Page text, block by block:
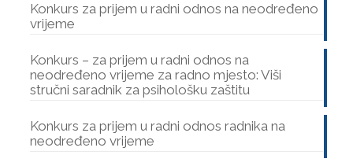
Konkurs za prijem u radni odnos na neodređeno
vrijeme
Konkurs – za prijem u radni odnos na
neodređeno vrijeme za radno mjesto: Viši
stručni saradnik za psihološku zaštitu
Konkurs za prijem u radni odnos radnika na
neodređeno vrijeme